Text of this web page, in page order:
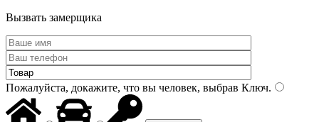
Вызвать замерщика
Пожалуйста, докажите, что вы человек, выбрав Ключ.